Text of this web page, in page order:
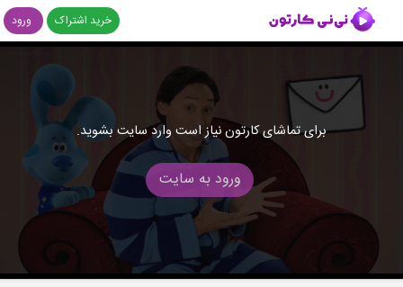
خرید اشتراک ورود
برای تماشای کارتون نیاز است وارد سایت بشوید.
ورود به سایت